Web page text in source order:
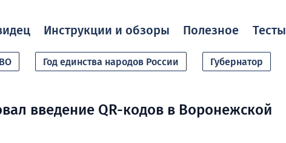
Инструкции и обзоры Полезное Тесты
Год единства народов России Губернатор
введение QR-кодов в Воронежской